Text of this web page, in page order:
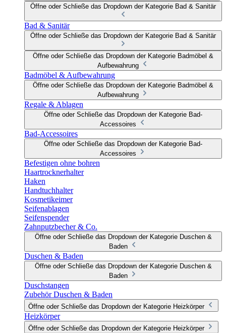
Öffne oder Schließe das Dropdown der Kategorie Bad & Sanitär
Bad & Sanitär
Öffne oder Schließe das Dropdown der Kategorie Bad & Sanitär
Öffne oder Schließe das Dropdown der Kategorie Badmöbel &
Aufbewahrung
Badmöbel & Aufbewahrung
Öffne oder Schließe das Dropdown der Kategorie Badmöbel &
Aufbewahrung
Regale & Ablagen
Öffne oder Schließe das Dropdown der Kategorie Bad-
Accessoires
Bad-Accessoires
Öffne oder Schließe das Dropdown der Kategorie Bad-
Accessoires
Befestigen ohne bohren
Haartrocknerhalter
Haken
Handtuchhalter
Kosmetikeimer
Seifenablagen
Seifenspender
Zahnputzbecher & Co.
Öffne oder Schließe das Dropdown der Kategorie Duschen &
Baden
Duschen & Baden
Öffne oder Schließe das Dropdown der Kategorie Duschen &
Baden
Duschstangen
Zubehör Duschen & Baden
Öffne oder Schließe das Dropdown der Kategorie Heizkörper
Heizkörper
Öffne oder Schließe das Dropdown der Kategorie Heizkörper